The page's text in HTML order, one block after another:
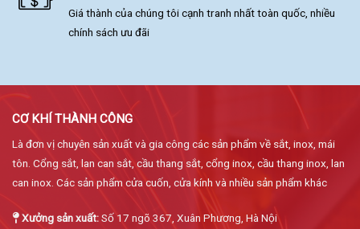
Giá thành của chúng tôi cạnh tranh nhất toàn quốc, nhiều
chính sách ưu đãi
CƠ KHÍ THÀNH CÔNG
Là đơn vị chuyên sản xuất và gia công các sản phẩm về sắt, inox, mái
tôn. Cổng sắt, lan can sắt, cầu thang sắt, cổng inox, cầu thang inox, lan
can inox. Các sản phẩm cửa cuốn, cửa kính và nhiều sản phẩm khác
Xưởng sản xuất:Số 17 ngõ 367, Xuân Phương, Hà Nội